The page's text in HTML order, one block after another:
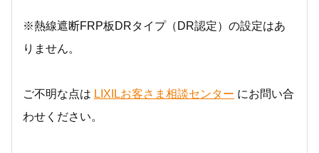
※熱線遮断FRP板DRタイプ（DR認定）の設定はあ
りません。
ご不明な点は LIXILお客さま相談センター にお問い合
わせください。